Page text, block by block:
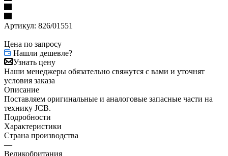
Артикул: 826/01551
Цена по запросу
Нашли дешевле?
Узнать цену
Наши менеджеры обязательно свяжутся с вами и уточнят
условия заказа
Описание
Поставляем оригинальные и аналоговые запасные части на
технику JCB.
Подробности
Характеристики
Страна производства
—
Великобритания